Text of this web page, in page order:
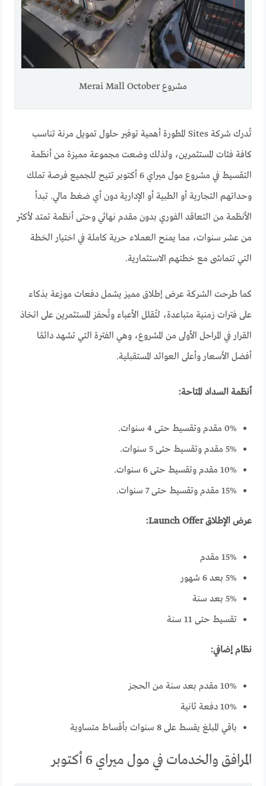
مشروع Merai Mall October
تُدرك شركة Sites المطورة أهمية توفير حلول تمويل مرنة تناسب
كافة فئات المستثمرين، ولذلك وضعت مجموعة مميزة من أنظمة
التقسيط في مشروع مول ميراي 6 أكتوبر تتيح للجميع فرصة تملك
وحداتهم التجارية أو الطبية أو الإدارية دون أي ضغط مالي. تبدأ
الأنظمة من التعاقد الفوري بدون مقدم نهائي وحتى أنظمة تمتد لأكثر
من عشر سنوات، مما يمنح العملاء حرية كاملة في اختيار الخطة
التي تتماشى مع خطتهم الاستثمارية.
كما طرحت الشركة عرض إطلاق مميز يشمل دفعات موزعة بذكاء
على فترات زمنية متباعدة، لتُقلل الأعباء وتُحفز المستثمرين على اتخاذ
القرار في المراحل الأولى من المشروع، وهي الفترة التي تشهد دائمًا
أفضل الأسعار وأعلى العوائد المستقبلية.
أنظمة السداد المتاحة:
0% مقدم وتقسيط حتى 4 سنوات.
5% مقدم وتقسيط حتى 5 سنوات.
10% مقدم وتقسيط حتى 6 سنوات.
15% مقدم وتقسيط حتى 7 سنوات.
عرض الإطلاق Launch Offer:
15% مقدم
5% بعد 6 شهور
5% بعد سنة
تقسيط حتى 11 سنة
نظام إضافي:
10% مقدم بعد سنة من الحجز
10% دفعة ثانية
باقي المبلغ يقسط على 8 سنوات بأقساط متساوية
المرافق والخدمات في مول ميراي 6 أكتوبر